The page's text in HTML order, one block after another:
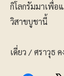
กิโลกรัมมาเพื่อ
วิสาขบูชานี้
เดี่ยว / ศราวุธ